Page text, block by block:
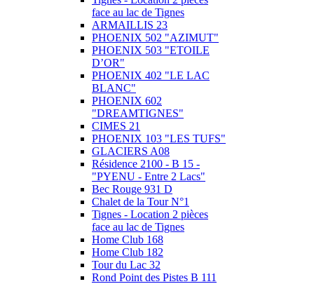
face au lac de Tignes
ARMAILLIS 23
PHOENIX 502 "AZIMUT"
PHOENIX 503 "ETOILE
D’OR"
PHOENIX 402 "LE LAC
BLANC"
PHOENIX 602
"DREAMTIGNES"
CIMES 21
PHOENIX 103 "LES TUFS"
GLACIERS A08
Résidence 2100 - B 15 -
"PYENU - Entre 2 Lacs"
Bec Rouge 931 D
Chalet de la Tour N°1
Tignes - Location 2 pièces
face au lac de Tignes
Home Club 168
Home Club 182
Tour du Lac 32
Rond Point des Pistes B 111